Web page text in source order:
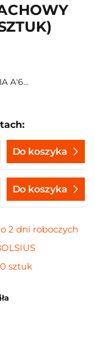
A'6...
Do koszyka
Do koszyka
2 dni roboczych
sztuk